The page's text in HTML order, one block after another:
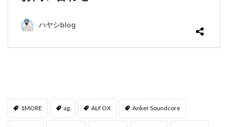
1MORE ag ALFOX Anker Soundcore